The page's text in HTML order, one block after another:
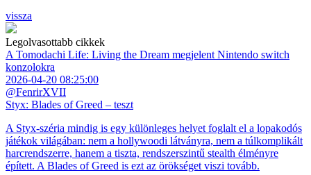
vissza
Legolvasottabb cikkek
A Tomodachi Life: Living the Dream megjelent Nintendo switch
konzolokra
2026-04-20 08:25:00
@FenrirXVII
Styx: Blades of Greed – teszt
A Styx-széria mindig is egy különleges helyet foglalt el a lopakodós
játékok világában: nem a hollywoodi látványra, nem a túlkomplikált
harcrendszerre, hanem a tiszta, rendszerszintű stealth élményre
épített. A Blades of Greed is ezt az örökséget viszi tovább.